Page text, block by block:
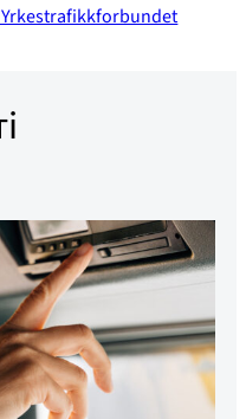
Yrkestrafikkforbundet